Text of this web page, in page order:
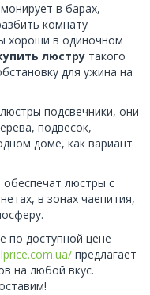
в барах,
комнату
хороши в одиночном
люстру такого
для ужина на
подсвечники, они
подвесок,
доме, как вариант
люстры с
в зонах чаепития,
по доступной цене
предлагает
на любой вкус.